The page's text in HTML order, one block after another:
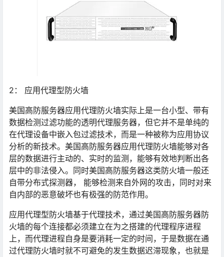
2： 应用代理型防火墙
美国高防服务器应用代理防火墙实际上是一台小型、带有
数据检测过滤功能的透明代理服务器，但它并不是单纯的
在代理设备中嵌入包过滤技术，而是一种被称为应用协议
分析的新技术。美国高防服务器应用代理防火墙能够对各
层的数据进行主动的、实时的监测，能够有效地判断出各
层中的非法侵入。同时美国高防服务器这类防火墙一般还
自带分布式探测器， 能够检测来自外网的攻击，同时对来
自内部的恶意破坏也有极强的防范作用。
应用代理型防火墙基于代理技术，通过美国高防服务器防
火墙的每个连接都必须建立在为之搭建的代理程序进程
上，而代理进程自身是要消耗一定的时间，于是数据在通
过代理防火墙时就不可避免的发生数据迟滞现象，也就是